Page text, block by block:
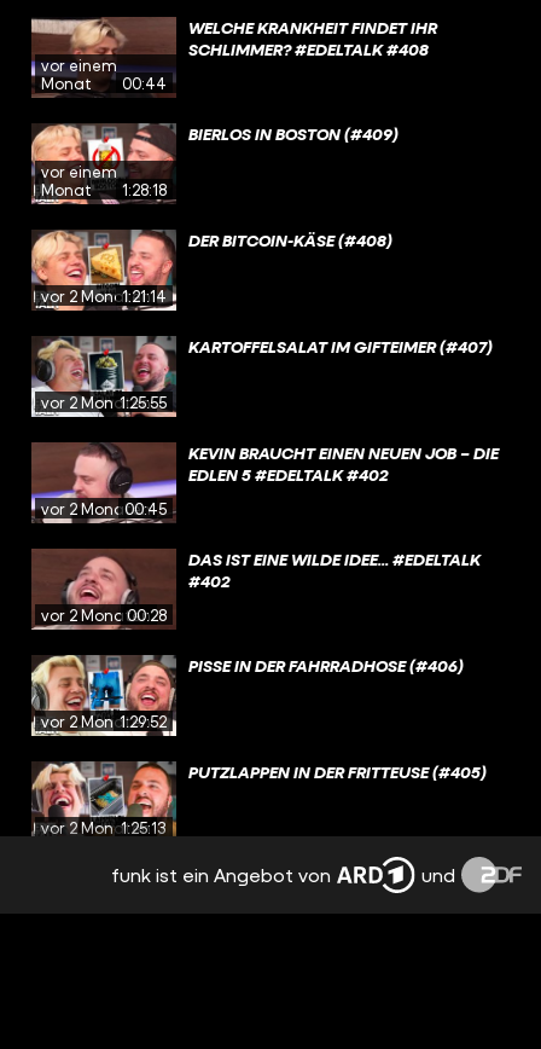
vor einem
Monat
00:44
WELCHE KRANKHEIT FINDET IHR
SCHLIMMER? #EDELTALK #408
vor einem
Monat
1:28:18
BIERLOS IN BOSTON (#409)
vor 2 Monaten
1:21:14
DER BITCOIN-KÄSE (#408)
vor 2 Monaten
1:25:55
KARTOFFELSALAT IM GIFTEIMER (#407)
vor 2 Monaten
00:45
KEVIN BRAUCHT EINEN NEUEN JOB – DIE
EDLEN 5 #EDELTALK #402
vor 2 Monaten
00:28
DAS IST EINE WILDE IDEE... #EDELTALK
#402
vor 2 Monaten
1:29:52
PISSE IN DER FAHRRADHOSE (#406)
vor 2 Monaten
1:25:13
PUTZLAPPEN IN DER FRITTEUSE (#405)
WAGYU IN DER HOSENTASCHE (#404)
funk ist ein Angebot von und